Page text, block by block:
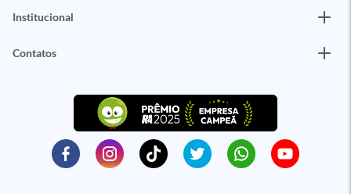
Institucional
Contatos